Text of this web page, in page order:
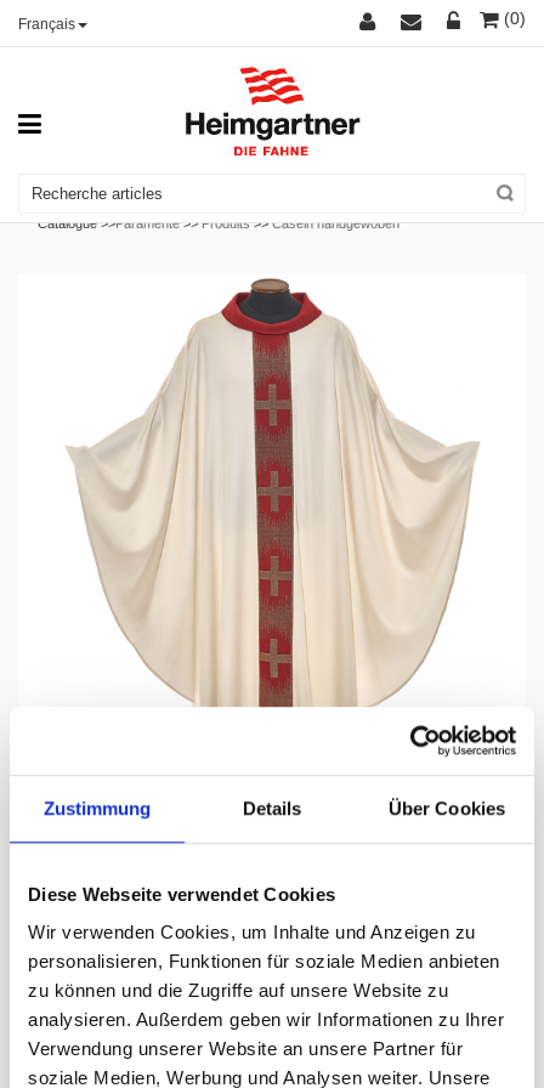
Zustimmung Details Über Cookies
Diese Webseite verwendet Cookies
Wir verwenden Cookies, um Inhalte und Anzeigen zu
personalisieren, Funktionen für soziale Medien anbieten
zu können und die Zugriffe auf unsere Website zu
analysieren. Außerdem geben wir Informationen zu Ihrer
Verwendung unserer Website an unsere Partner für
soziale Medien, Werbung und Analysen weiter. Unsere
Français (0)
Catalogue >>Paramente >>Produits >>Caseln handgewoben